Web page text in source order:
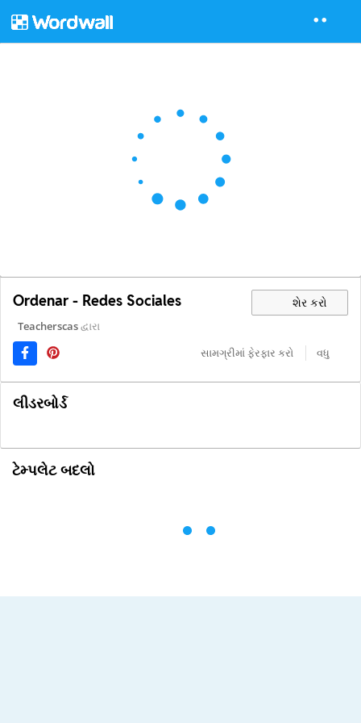
Ordenar - Redes Sociales શેર કરો
Teacherscasદ્વારા
સામગ્રીમાં ફેરફાર કરો
વધુ
લીડરબોર્ડ
ટેમ્પલેટ બદલો